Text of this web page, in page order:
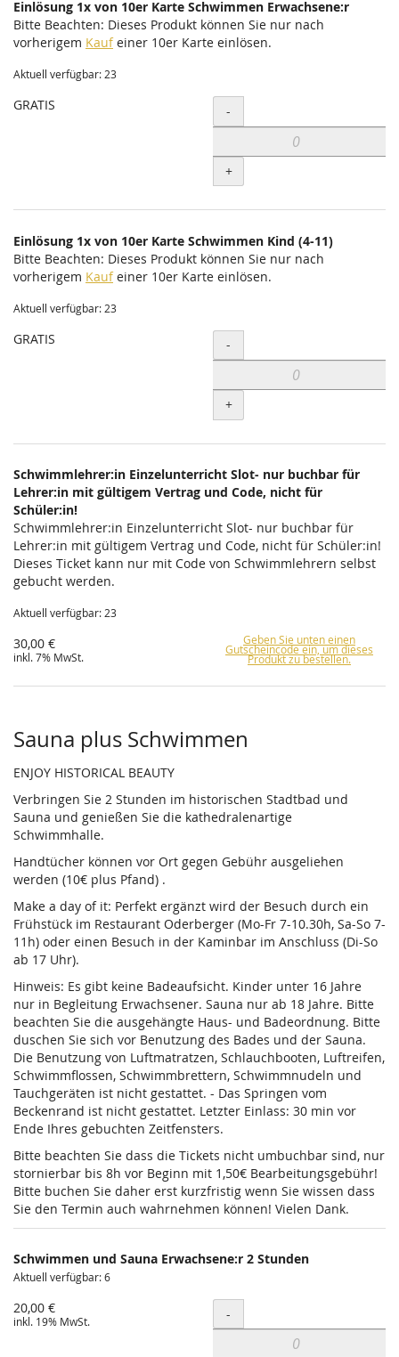
Einlösung 1x von 10er Karte Schwimmen Erwachsene:r
Bitte Beachten: Dieses Produkt können Sie nur nach
vorherigem Kaufeiner 10er Karte einlösen.
Aktuell verfügbar: 23
GRATIS Menge
-
+
Einlösung 1x von 10er Karte Schwimmen Kind (4-11)
Bitte Beachten: Dieses Produkt können Sie nur nach
vorherigem Kaufeiner 10er Karte einlösen.
Aktuell verfügbar: 23
GRATIS Menge
-
+
Schwimmlehrer:in Einzelunterricht Slot- nur buchbar für
Lehrer:in mit gültigem Vertrag und Code, nicht für
Schüler:in!
Schwimmlehrer:in Einzelunterricht Slot- nur buchbar für
Lehrer:in mit gültigem Vertrag und Code, nicht für Schüler:in!
Dieses Ticket kann nur mit Code von Schwimmlehrern selbst
gebucht werden.
Aktuell verfügbar: 23
30,00 €
inkl. 7% MwSt.
Geben Sie unten einen
Gutscheincode ein, um dieses
Produkt zu bestellen.
Sauna plus Schwimmen
ENJOY HISTORICAL BEAUTY
Verbringen Sie 2 Stunden im historischen Stadtbad und
Sauna und genießen Sie die kathedralenartige
Schwimmhalle.
Handtücher können vor Ort gegen Gebühr ausgeliehen
werden (10€ plus Pfand) .
Make a day of it: Perfekt ergänzt wird der Besuch durch ein
Frühstück im Restaurant Oderberger (Mo-Fr 7-10.30h, Sa-So 7-
11h) oder einen Besuch in der Kaminbar im Anschluss (Di-So
ab 17 Uhr).
Hinweis: Es gibt keine Badeaufsicht. Kinder unter 16 Jahre
nur in Begleitung Erwachsener. Sauna nur ab 18 Jahre. Bitte
beachten Sie die ausgehängte Haus- und Badeordnung. Bitte
duschen Sie sich vor Benutzung des Bades und der Sauna.
Die Benutzung von Luftmatratzen, Schlauchbooten, Luftreifen,
Schwimmflossen, Schwimmbrettern, Schwimmnudeln und
Tauchgeräten ist nicht gestattet. - Das Springen vom
Beckenrand ist nicht gestattet. Letzter Einlass: 30 min vor
Ende Ihres gebuchten Zeitfensters.
Bitte beachten Sie dass die Tickets nicht umbuchbar sind, nur
stornierbar bis 8h vor Beginn mit 1,50€ Bearbeitungsgebühr!
Bitte buchen Sie daher erst kurzfristig wenn Sie wissen dass
Sie den Termin auch wahrnehmen können! Vielen Dank.
Schwimmen und Sauna Erwachsene:r 2 Stunden
Aktuell verfügbar: 6
20,00 €
inkl. 19% MwSt. Menge
-